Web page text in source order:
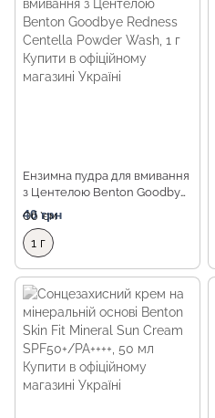
Ензимна пудра для вмивання
з Центелою Benton Goodbye
Redness Centella Powder
Wash, 1 г
40 грн
Об `єм
1 г